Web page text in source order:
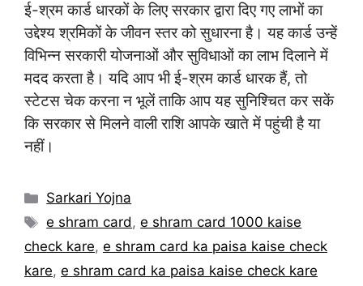
ई-श्रम कार्ड धारकों के लिए सरकार द्वारा दिए गए लाभों का
उद्देश्य श्रमिकों के जीवन स्तर को सुधारना है। यह कार्ड उन्हें
विभिन्न सरकारी योजनाओं और सुविधाओं का लाभ दिलाने में
मदद करता है। यदि आप भी ई-श्रम कार्ड धारक हैं, तो
स्टेटस चेक करना न भूलें ताकि आप यह सुनिश्चित कर सकें
कि सरकार से मिलने वाली राशि आपके खाते में पहुंची है या
नहीं।
Categories
Sarkari Yojna
Tags
e shram card,e shram card 1000 kaise
check kare, e shram card ka paisa kaise check
kare, e shram card ka paisa kaise check kare